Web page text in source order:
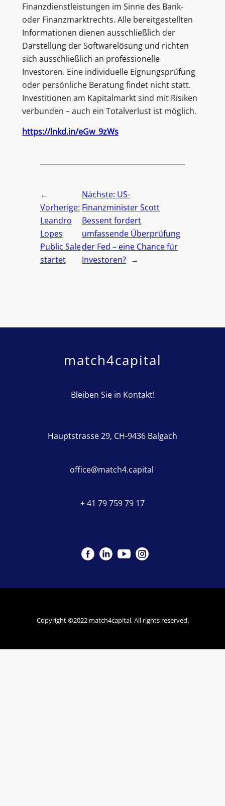
Finanzdienstleistungen im Sinne des Bank-
oder Finanzmarktrechts. Alle bereitgestellten
Informationen dienen ausschließlich der
Darstellung der Softwarelösung und richten
sich ausschließlich an professionelle
Investoren. Eine individuelle Eignungsprüfung
oder persönliche Beratung findet nicht statt.
Investitionen am Kapitalmarkt sind mit Risiken
verbunden – auch ein Totalverlust ist möglich.
https://lnkd.in/eGw_9zWs
←
Vorherige:
Leandro
Lopes
Public Sale
startet
Nächste: US-
Finanzminister Scott
Bessent fordert
umfassende Überprüfung
der Fed – eine Chance für
Investoren? →
match4capital
Bleiben Sie in Kontakt!
Hauptstrasse 29, CH-9436 Balgach
office@match4.capital
+ 41 79 759 79 17
Copyright ©2022 match4capital. All rights reserved.